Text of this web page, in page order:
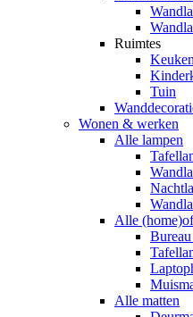
Ruimtes
Keuken
Tuin
Wonen & werken
Alle lampen
Alle
Alle matten